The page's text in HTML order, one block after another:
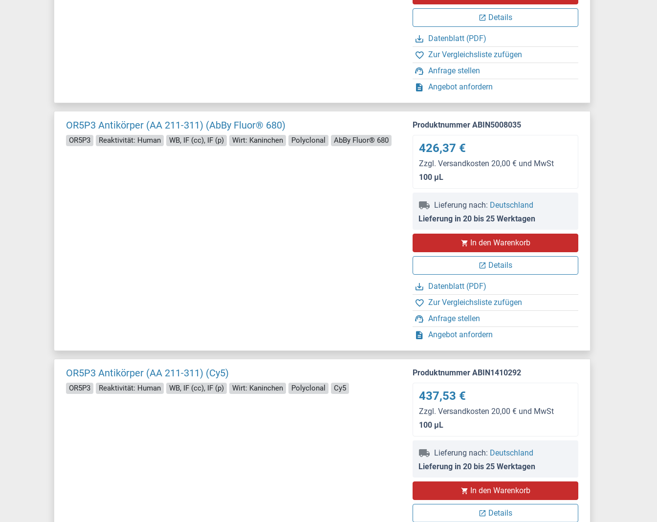
Details
Datenblatt (PDF)
Zur Vergleichsliste zufügen
Anfrage stellen
Angebot anfordern
OR5P3 Antikörper (AA 211-311) (AbBy Fluor® 680)
OR5P3 Reaktivität: Human WB, IF (cc), IF (p) Wirt: Kaninchen Polyclonal AbBy Fluor® 680
Produktnummer ABIN5008035
426,37 €
Zzgl. Versandkosten 20,00 € und MwSt
100 μL
Lieferung nach: Deutschland
Lieferung in 20 bis 25 Werktagen
In den Warenkorb
Details
Datenblatt (PDF)
Zur Vergleichsliste zufügen
Anfrage stellen
Angebot anfordern
OR5P3 Antikörper (AA 211-311) (Cy5)
OR5P3 Reaktivität: Human WB, IF (cc), IF (p) Wirt: Kaninchen Polyclonal Cy5
Produktnummer ABIN1410292
437,53 €
Zzgl. Versandkosten 20,00 € und MwSt
100 μL
Lieferung nach: Deutschland
Lieferung in 20 bis 25 Werktagen
In den Warenkorb
Details